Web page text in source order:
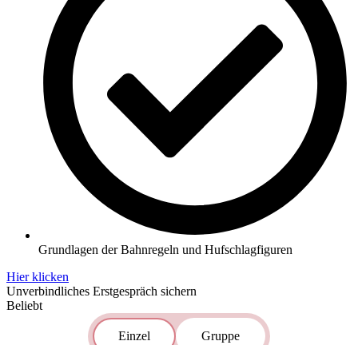
Grundlagen der Bahnregeln und Hufschlagfiguren
Hier klicken
Unverbindliches Erstgespräch sichern
Beliebt
Einzel Gruppe